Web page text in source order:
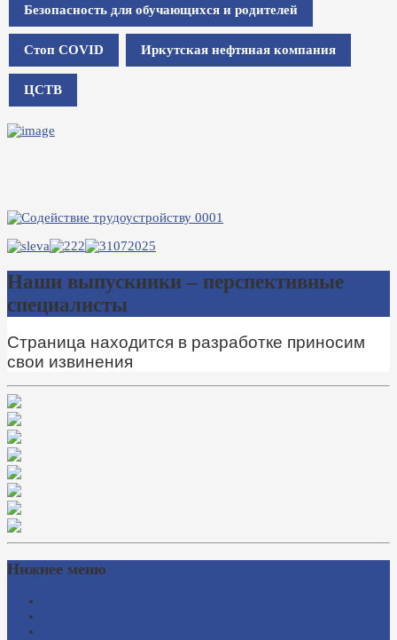
Безопасность для обучающихся и родителей
Стоп COVID Иркутская нефтяная компания
ЦСТВ
Наши выпускники – перспективные
специалисты
Страница находится в разработке приносим
свои извинения
Нижнее меню